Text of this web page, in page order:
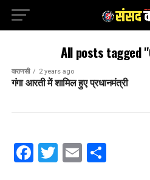
All posts tagged
वाराणसी 2 years ago
गंगा आरती में शामिल हुए प्रधानमंत्री
Facebook
Twitter
EmailShare